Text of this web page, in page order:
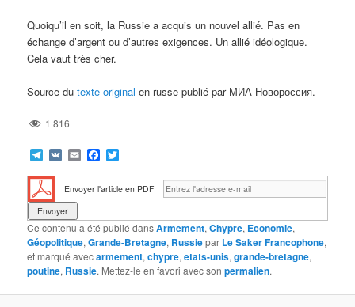
Quoiqu’il en soit, la Russie a acquis un nouvel allié. Pas en
échange d’argent ou d’autres exigences. Un allié idéologique.
Cela vaut très cher.
Source dutexte originalen russe publié par МИА Новороссия.
1 816
Telegram
VK EmailFacebook
Envoyer l'article en PDF
Ce contenu a été publié dansArmement,Chypre, Economie,
Géopolitique,Grande-Bretagne, Russiepar Le Saker Francophone,
et marqué avecarmement,chypre,etats-unis,grande-bretagne,
poutine, Russie. Mettez-le en favori avec sonpermalien.